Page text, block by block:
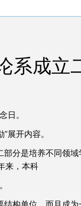
系成立
日。
展开内容。
分是培养不同领
来，本科